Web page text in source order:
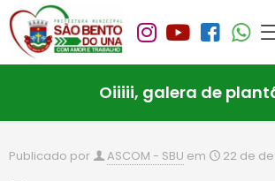
Oiiiii, galera de
Publicado por ASCOM - SBU em 22 de